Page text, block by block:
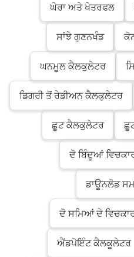
ਘੇਰਾ ਅਤੇ ਖੇਤਰਫਲ
ਸਾਂਝੇ ਗੁਣਨਖੰਡ
ਘਨਮੂਲ ਕੈਲਕੁਲੇਟਰ
ਡਿਗਰੀ ਤੋਂ ਰੇਡੀਅਨ ਕੈਲਕੁਲੇਟਰ
ਛੂਟ ਕੈਲਕੁਲੇਟਰ
ਦੋ ਬਿੰਦੂਆਂ
ਡਾਊਨਲੋਡ
ਦੋ ਸਮਿਆਂ ਦੇ
ਐਂਡਪੋਇੰਟ ਕੈਲਕੂਲੇਟਰ